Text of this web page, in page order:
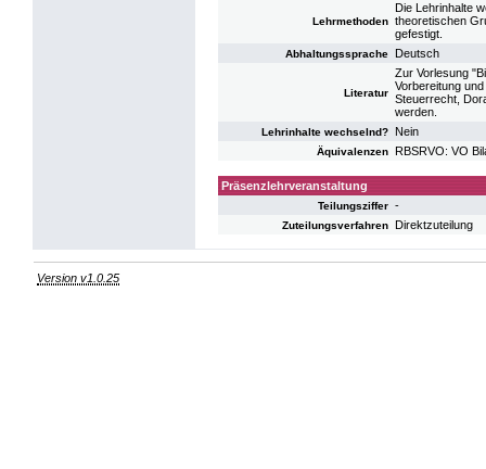
Lehrmethoden
Die Lehrinhalte
theoretischen
gefestigt.
Abhaltungssprache Deutsch
Literatur
Zur Vorlesung
Vorbereitung
Steuerrecht,
werden.
Lehrinhalte wechselnd? Nein
Äquivalenzen RBSRVO: VO
Präsenzlehrveranstaltung
Teilungsziffer -
Zuteilungsverfahren Direktzuteilung
Version v1.0.25